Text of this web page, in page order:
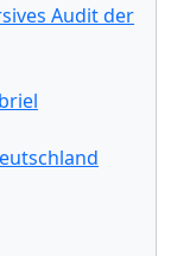
Audit der